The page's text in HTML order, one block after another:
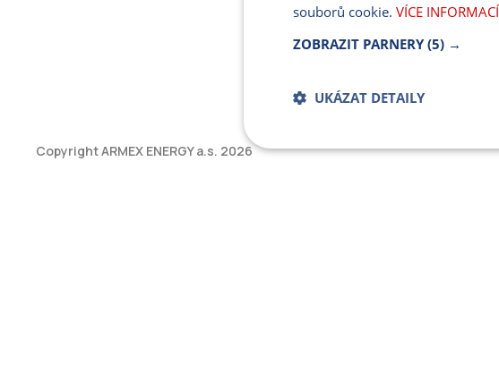
Copyright ARMEX ENERGY a.s. 2026
souborů cookie. VÍCE INFORMACÍ
ZOBRAZIT PARNERY (5) →
UKÁZAT DETAILY
Bezpodmínečně nutné